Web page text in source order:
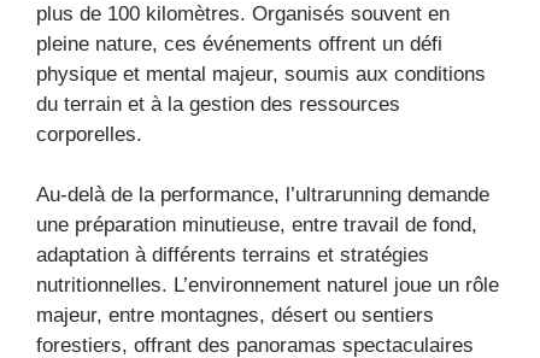
plus de 100 kilomètres. Organisés souvent en
pleine nature, ces événements offrent un défi
physique et mental majeur, soumis aux conditions
du terrain et à la gestion des ressources
corporelles.
Au-delà de la performance, l’ultrarunning demande
une préparation minutieuse, entre travail de fond,
adaptation à différents terrains et stratégies
nutritionnelles. L’environnement naturel joue un rôle
majeur, entre montagnes, désert ou sentiers
forestiers, offrant des panoramas spectaculaires